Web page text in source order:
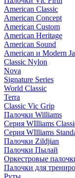
American Classic
American Concept
American Custom
American Heritage
American Sound
American и Modern
Classic Nylon
Nova
Signature Series
World Classic
Terra
Classic Vic Grip
Палочки Williams
Серия WIlliams
Серия WIlliams
Палочки Zildjian
Палочки Пылай
Оркестровые
Палочки для
Руты